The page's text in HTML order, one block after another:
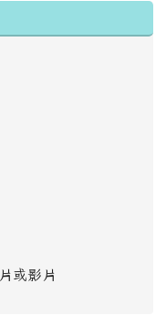
或影片